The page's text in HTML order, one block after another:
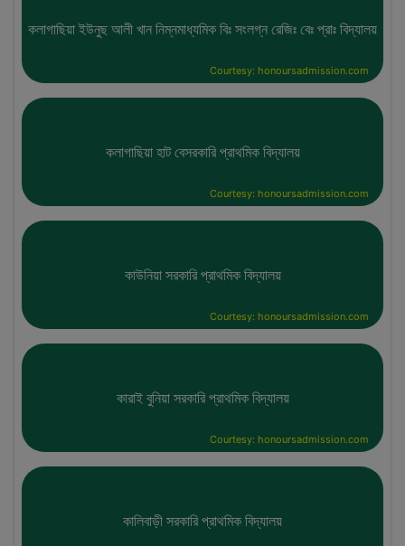
কলাগাছিয়া ইউনুছ আলী খান নিম্নমাধ্যমিক বিঃ সংলগ্ন রেজিঃ বেঃ প্রাঃ বিদ্যালয়
Courtesy: honoursadmission.com
কলাগাছিয়া হাট বেসরকারি প্রাথমিক বিদ্যালয়
Courtesy: honoursadmission.com
কাউনিয়া সরকারি প্রাথমিক বিদ্যালয়
Courtesy: honoursadmission.com
কারাই বুনিয়া সরকারি প্রাথমিক বিদ্যালয়
Courtesy: honoursadmission.com
কালিবাড়ী সরকারি প্রাথমিক বিদ্যালয়